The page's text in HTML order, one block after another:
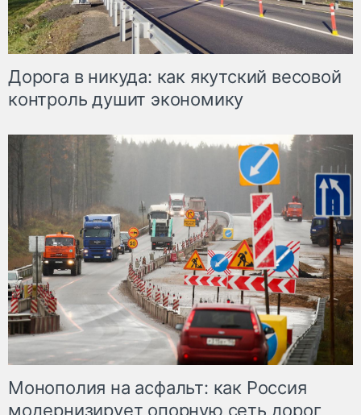
Дорога в никуда: как якутский весовой
контроль душит экономику
Монополия на асфальт: как Россия
модернизирует опорную сеть дорог